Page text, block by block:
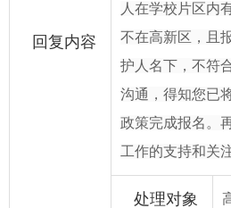
回复内容
人在学校片区内
不在高新区，且
护人名下，不符
沟通，得知您已
政策完成报名。
工作的支持和关
处理对象